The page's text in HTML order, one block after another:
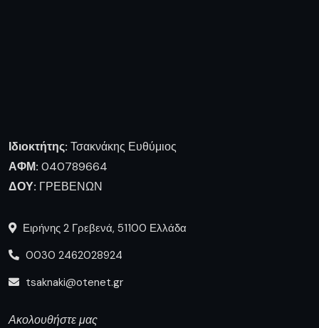
Ιδιοκτήτης: Τσακνάκης Ευθύμιος
ΑΦΜ: 040789664
ΔΟΥ: ΓΡΕΒΕΝΩΝ
Ειρήνης 2 Γρεβενά, 51100 Ελλάδα
0030 2462028924
tsaknaki@otenet.gr
Ακολουθήστε μας